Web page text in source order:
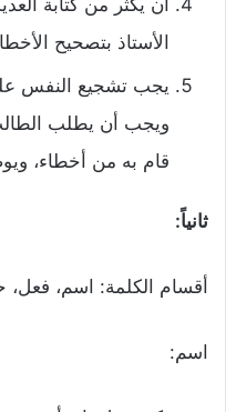
الأستاذ بتصحيح
يجب تشجيع النفس
ويجب أن يطلب
قام به من أخطاء،
ثانياً:
أقسام الكلمة: اسم،
اسم: